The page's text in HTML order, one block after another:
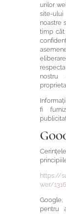
urilor
site-
noastre
timp cât
nostru
fi
https://
wer/
pentru